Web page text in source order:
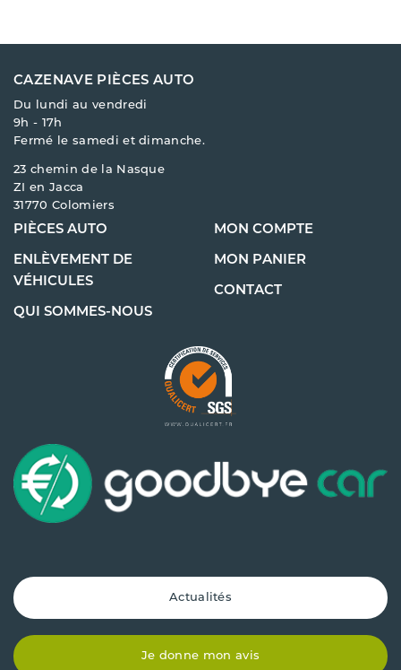
CAZENAVE PIÈCES AUTO
Du lundi au vendredi
9h - 17h
Fermé le samedi et dimanche.
23 chemin de la Nasque
ZI en Jacca
31770 Colomiers
PIÈCES AUTO
ENLÈVEMENT DE
VÉHICULES
QUI SOMMES-NOUS
MON COMPTE
MON PANIER
CONTACT
Actualités
Je donne mon avis